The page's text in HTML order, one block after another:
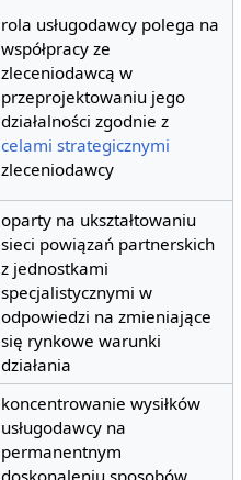
rola usługodawcy polega na
współpracy ze
zleceniodawcą w
przeprojektowaniu jego
działalności zgodnie z
celami strategicznymi
zleceniodawcy
oparty na ukształtowaniu
sieci powiązań partnerskich
z jednostkami
specjalistycznymi w
odpowiedzi na zmieniające
się rynkowe warunki
działania
koncentrowanie wysiłków
usługodawcy na
permanentnym